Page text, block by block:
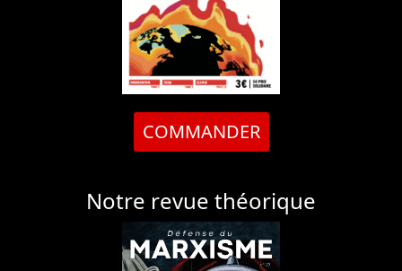
COMMANDER
Notre revue théorique